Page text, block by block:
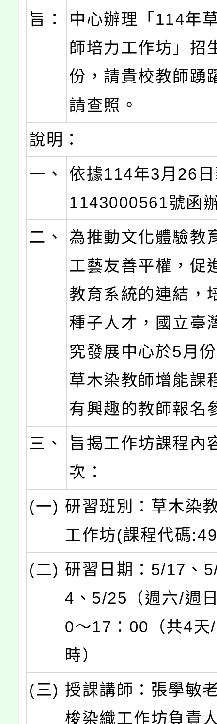
旨：
中心辦理「114年
師培力工作坊」招
份，請貴校教師踴
請查照。
說明：
一、
依據114年3月26
1143000561號函
二、
為推動文化體驗教
工藝友善平權，促
教育系統的連結，
種子人才，國立臺
究發展中心於5月
草木染教師增能課
有興趣的教師報名
三、
旨揭工作坊課程內
次：
(一) 研習班別：草木染
工作坊(課程代碼
(二) 研習日期：5/17、
4、5/25（週六/週
0～17：00（共4天
時）
(三) 授課講師：張學敏
梭染織工作坊負責